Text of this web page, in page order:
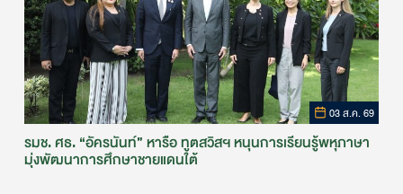
03 ส.ค. 69
รมช. ศธ. “อัครนันท์” หารือ ทูตสวิสฯ หนุนการเรียนรู้พหุภาษา
มุ่งพัฒนาการศึกษาชายแดนใต้